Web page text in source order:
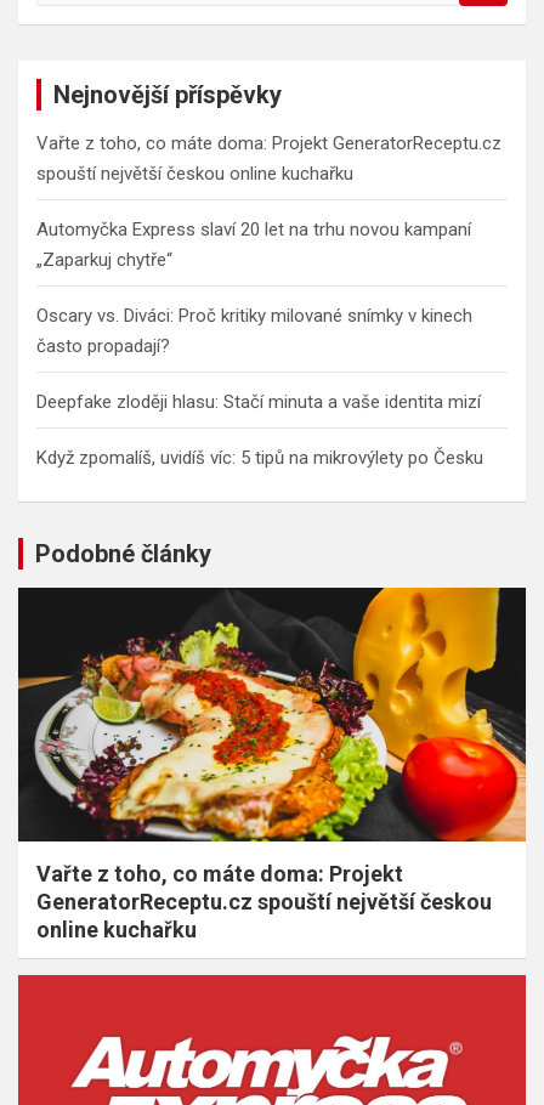
a
Nejnovější příspěvky
Vařte z toho, co máte doma: Projekt GeneratorReceptu.cz
spouští největší českou online kuchařku
Automyčka Express slaví 20 let na trhu novou kampaní
„Zaparkuj chytře“
Oscary vs. Diváci: Proč kritiky milované snímky v kinech
často propadají?
Deepfake zloději hlasu: Stačí minuta a vaše identita mizí
Když zpomalíš, uvidíš víc: 5 tipů na mikrovýlety po Česku
Podobné články
Vařte z toho, co máte doma: Projekt
GeneratorReceptu.cz spouští největší českou
online kuchařku